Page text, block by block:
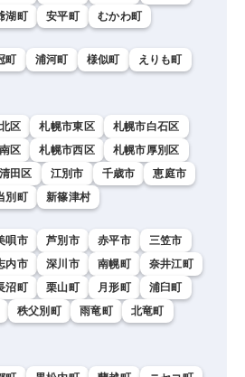
湖町 安平町 むかわ町
町 浦河町 様似町
えりも町
区 札幌市東区
札幌市白石区
区 札幌市西区
札幌市厚別区
田区 江別市 千歳市
恵庭市
別町 新篠津村
唄市 芦別市 赤平市
三笠市
内市 深川市 南幌町
奈井江町
沼町 栗山町 月形町
浦臼町
秩父別町 雨竜町
北竜町